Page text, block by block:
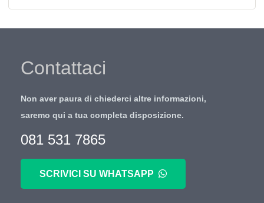
Contattaci
Non aver paura di chiederci altre informazioni,
saremo qui a tua completa disposizione.
081 531 7865
SCRIVICI SU WHATSAPP